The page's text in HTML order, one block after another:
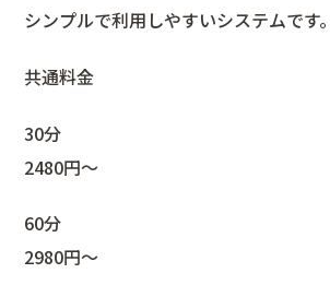
シンプルで利用しやすいシステムです。
共通料金
30分
2480円〜
60分
2980円〜